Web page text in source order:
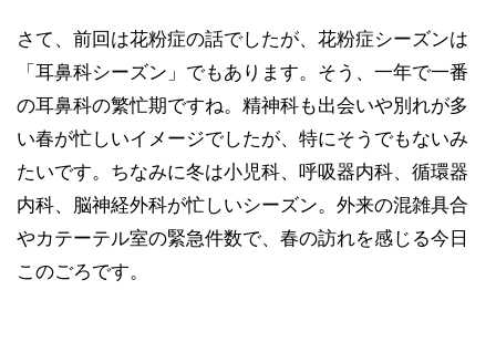
さて、前回は花粉症の話でしたが、花粉症シーズンは
「耳鼻科シーズン」でもあります。そう、一年で一番
の耳鼻科の繁忙期ですね。精神科も出会いや別れが多
い春が忙しいイメージでしたが、特にそうでもないみ
たいです。ちなみに冬は小児科、呼吸器内科、循環器
内科、脳神経外科が忙しいシーズン。外来の混雑具合
やカテーテル室の緊急件数で、春の訪れを感じる今日
このごろです。